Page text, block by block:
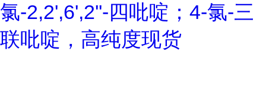
氯-2,2',6',2''-四吡啶；4-氯-三
联吡啶，高纯度现货